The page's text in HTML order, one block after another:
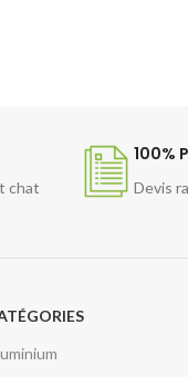
chat
100%
Devis